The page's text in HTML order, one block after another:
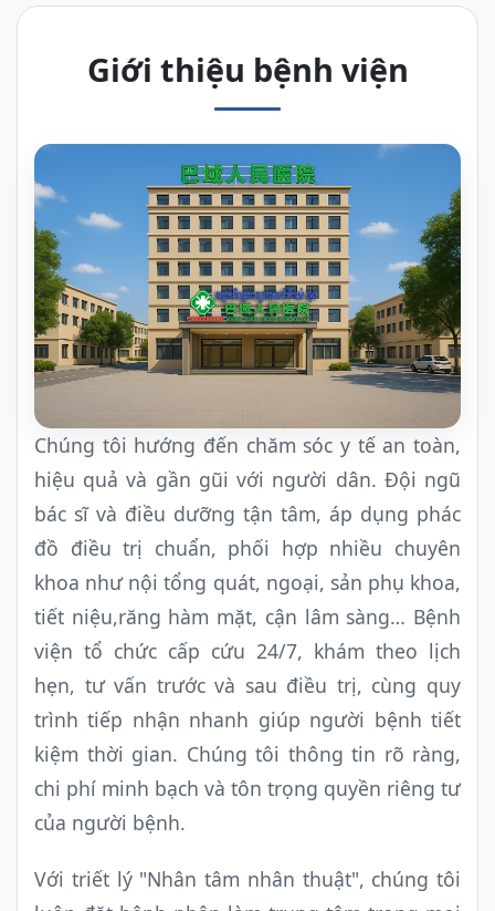
Giới thiệu bệnh viện
Chúng tôi hướng đến chăm sóc y tế an toàn,
hiệu quả và gần gũi với người dân. Đội ngũ
bác sĩ và điều dưỡng tận tâm, áp dụng phác
đồ điều trị chuẩn, phối hợp nhiều chuyên
khoa như nội tổng quát, ngoại, sản phụ khoa,
tiết niệu,răng hàm mặt, cận lâm sàng… Bệnh
viện tổ chức cấp cứu 24/7, khám theo lịch
hẹn, tư vấn trước và sau điều trị, cùng quy
trình tiếp nhận nhanh giúp người bệnh tiết
kiệm thời gian. Chúng tôi thông tin rõ ràng,
chi phí minh bạch và tôn trọng quyền riêng tư
của người bệnh.
Với triết lý "Nhân tâm nhân thuật", chúng tôi